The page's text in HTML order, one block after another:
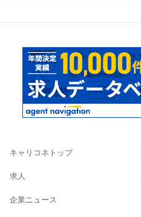
キャリコネトップ
求人
企業ニュース